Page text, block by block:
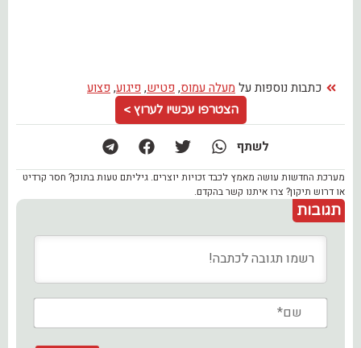
כתבות נוספות על מעלה עמוס, פטיש, פיגוע, פצוע
הצטרפו עכשיו לערוץ >
לשתף
מערכת החדשות עושה מאמץ לכבד זכויות יוצרים. גיליתם טעות בתוכן? חסר קרדיט
או דרוש תיקון? צרו איתנו קשר בהקדם.
תגובות